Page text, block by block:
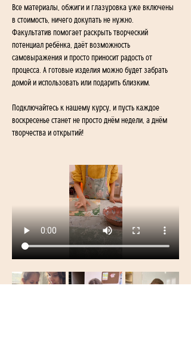
Все материалы, обжиги и глазуровка уже включены
в стоимость, ничего докупать не нужно.
Факультатив помогает раскрыть творческий
потенциал ребёнка, даёт возможность
самовыражения и просто приносит радость от
процесса. А готовые изделия можно будет забрать
домой и использовать или подарить близким.
Подключайтесь к нашему курсу, и пусть каждое
воскресенье станет не просто днём недели, а днём
творчества и открытий!